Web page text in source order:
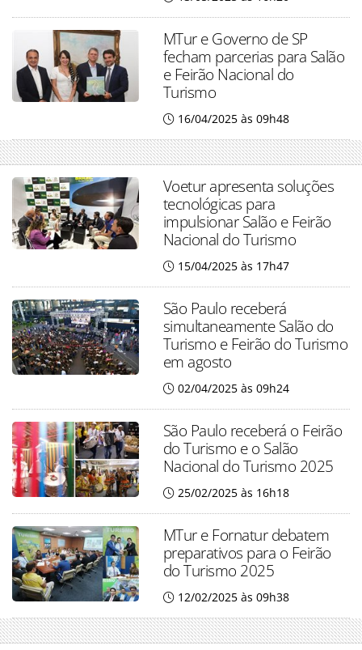
MTur e Governo de SP
fecham parcerias para Salão
e Feirão Nacional do
Turismo
16/04/2025 às 09h48
Voetur apresenta soluções
tecnológicas para
impulsionar Salão e Feirão
Nacional do Turismo
15/04/2025 às 17h47
São Paulo receberá
simultaneamente Salão do
Turismo e Feirão do Turismo
em agosto
02/04/2025 às 09h24
São Paulo receberá o Feirão
do Turismo e o Salão
Nacional do Turismo 2025
25/02/2025 às 16h18
MTur e Fornatur debatem
preparativos para o Feirão
do Turismo 2025
12/02/2025 às 09h38